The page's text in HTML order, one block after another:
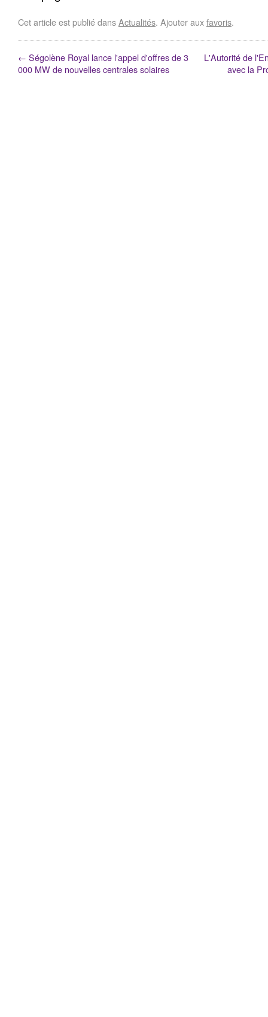
Cet article est publié dansActualités. Ajouter auxfavoris.
← Ségolène Royal lance l'appel d'offres de 3
000 MW de nouvelles centrales solaires
L'Autorité de
avec la